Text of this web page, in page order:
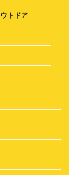
トドア